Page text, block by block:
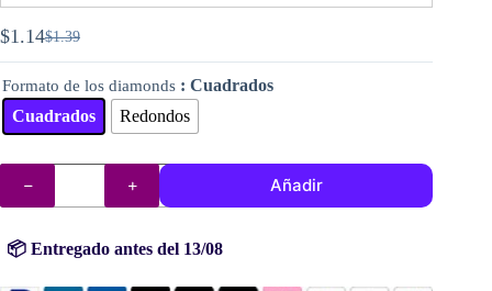
$1.39
El
precio
original
era:
$1.39.
$1.14El
precio
actual
es:
$1.14.
Formato de los diamonds : Cuadrados
Cuadrados
Redondos
DMC
diamantes
(cuentas)
519
Añadir
📦 Entregado antes del 13/08